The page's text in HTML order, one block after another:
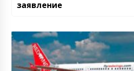
заявление